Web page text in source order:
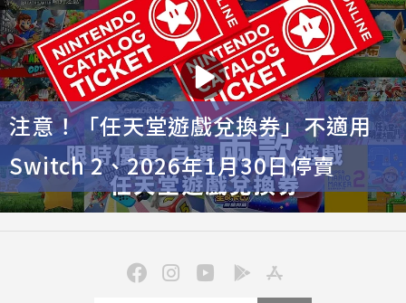
注意！「任天堂遊戲兌換券」不適用
Switch 2、2026年1月30日停賣